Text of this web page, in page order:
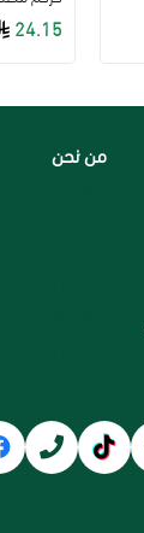
24.15
من نحن